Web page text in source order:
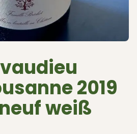
2019
weiß